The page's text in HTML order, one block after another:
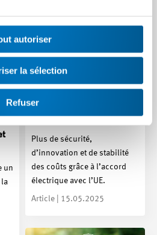
autoriser
la sélection
Refuser
?
un
la
Accord sur l’électricité
Plus de sécurité,
d’innovation et de stabilité
des coûts grâce à l’accord
électrique avec l’UE.
Article | 15.05.2025